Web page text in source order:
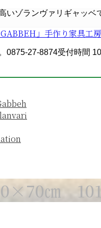
いゾランヴァリギャッ
0875-27-8874受付時間
㎝